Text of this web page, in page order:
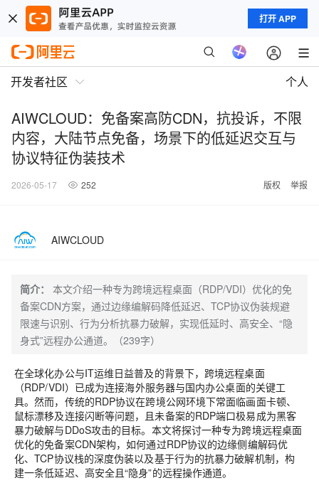
打开 APP
开发者社区 个人
AIWCLOUD：免备案高防CDN，抗投诉，不限
内容，大陆节点免备，场景下的低延迟交互与
协议特征伪装技术
2026-05-17 252 版权 举报
AIWCLOUD
简介：
本文介绍一种专为跨境远程桌面（RDP/VDI）优化的免
备案CDN方案，通过边缘编解码降低延迟、TCP协议伪装规避
限速与识别、行为分析抗暴力破解，实现低延时、高安全、“隐
身式”远程办公通道。（239字）
在全球化办公与IT运维日益普及的背景下，跨境远程桌面
（RDP/VDI）已成为连接海外服务器与国内办公桌面的关键工
具。然而，传统的RDP协议在跨境公网环境下常面临画面卡顿、
鼠标漂移及连接闪断等问题，且未备案的RDP端口极易成为黑客
暴力破解与DDoS攻击的目标。本文将探讨一种专为跨境远程桌面
优化的免备案CDN架构，如何通过RDP协议的边缘侧编解码优
化、TCP协议栈的深度伪装以及基于行为的抗暴力破解机制，构
建一条低延迟、高安全且“隐身”的远程操作通道。